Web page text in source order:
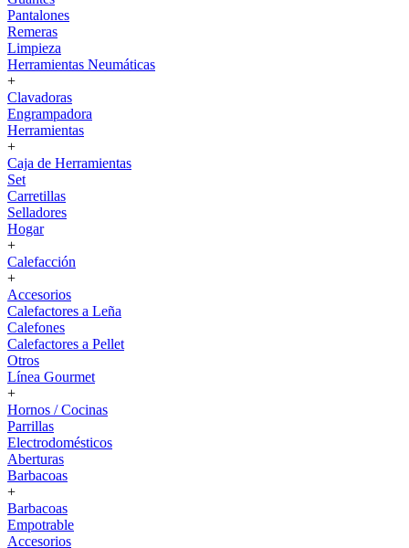
Pantalones
Remeras
Limpieza
Herramientas Neumáticas
+
Clavadoras
Engrampadora
Herramientas
+
Caja de Herramientas
Set
Carretillas
Selladores
Hogar
+
Calefacción
+
Accesorios
Calefactores a Leña
Calefones
Calefactores a Pellet
Otros
Línea Gourmet
+
Hornos / Cocinas
Parrillas
Electrodomésticos
Aberturas
Barbacoas
+
Barbacoas
Empotrable
Accesorios